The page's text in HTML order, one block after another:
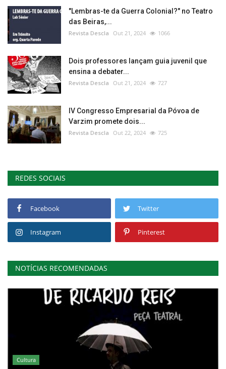
"Lembras-te da Guerra Colonial?" no Teatro
das Beiras,...
Revista Descla Out 21, 2024 1066
Dois professores lançam guia juvenil que
ensina a debater...
Revista Descla Out 21, 2024 727
IV Congresso Empresarial da Póvoa de
Varzim promete dois...
Revista Descla Out 22, 2024 725
REDES SOCIAIS
Facebook Twitter
Instagram Pinterest
NOTÍCIAS RECOMENDADAS
Cultura